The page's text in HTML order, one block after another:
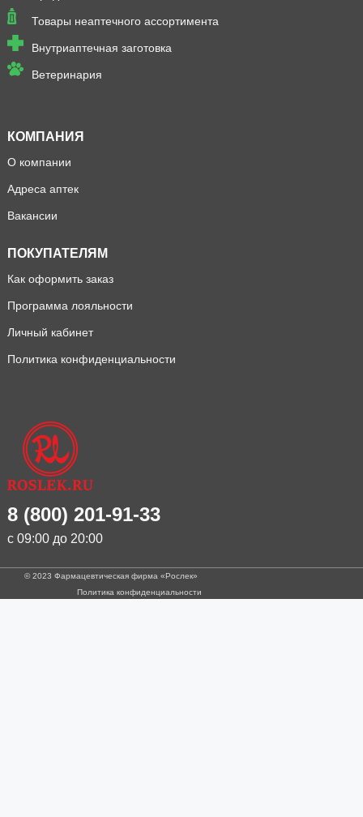
Товары неаптечного ассортимента
Внутриаптечная заготовка
Ветеринария
КОМПАНИЯ
О компании
Адреса аптек
Вакансии
ПОКУПАТЕЛЯМ
Как оформить заказ
Программа лояльности
Личный кабинет
Политика конфиденциальности
8 (800) 201-91-33
с 09:00 до 20:00
© 2023 Фармацевтическая фирма «Рослек»
Политика конфиденциальности